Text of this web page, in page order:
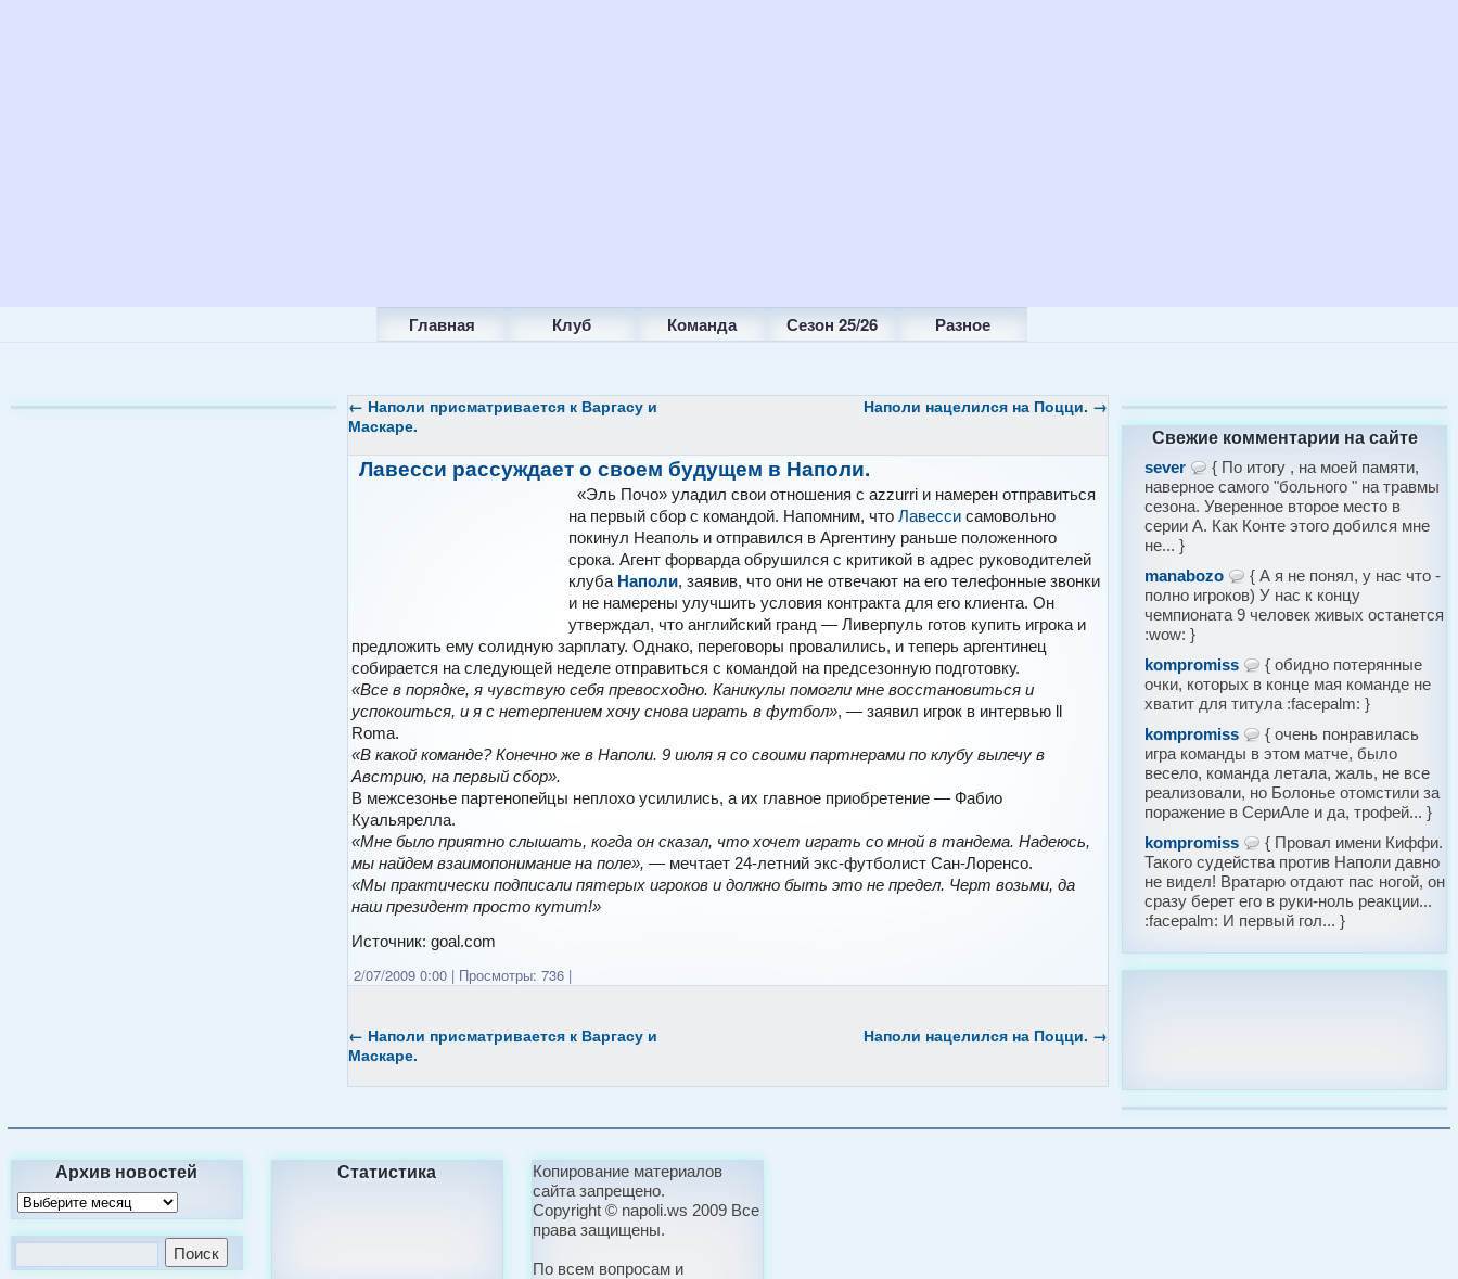
Главная Клуб Команда Сезон 25/26 Разное
← Наполи присматривается к Варгасу и
Маскаре.
Наполи нацелился на Поцци. →
Лавесси рассуждает о своем будущем в Наполи.
«Эль Почо» уладил свои отношения с аzzurri и намерен отправиться
на первый сбор с командой. Напомним, что Лавессисамовольно
покинул Неаполь и отправился в Аргентину раньше положенного
срока. Агент форварда обрушился с критикой в адрес руководителей
клуба Наполи, заявив, что они не отвечают на его телефонные звонки
и не намерены улучшить условия контракта для его клиента. Он
утверждал, что английский гранд — Ливерпуль готов купить игрока и
предложить ему солидную зарплату. Однако, переговоры провалились, и теперь аргентинец
собирается на следующей неделе отправиться с командой на предсезонную подготовку.
«Все в порядке, я чувствую себя превосходно. Каникулы помогли мне восстановиться и
успокоиться, и я с нетерпением хочу снова играть в футбол», — заявил игрок в интервью ll
Romа.
«В какой команде? Конечно же в Наполи. 9 июля я со своими партнерами по клубу вылечу в
Австрию, на первый сбор».
В межсезонье партенопейцы неплохо усилились, а их главное приобретение — Фабио
Куальярелла.
«Мне было приятно слышать, когда он сказал, что хочет играть со мной в тандема. Надеюсь,
мы найдем взаимопонимание на поле», — мечтает 24-летний экс-футболист Сан-Лоренсо.
«Мы практически подписали пятерых игроков и должно быть это не предел. Черт возьми, да
наш президент просто кутит!»
Источник: goal.com
2/07/2009 0:00 | Просмотры: 736|
← Наполи присматривается к Варгасу и
Маскаре.
Наполи нацелился на Поцци. →
Свежие комментарии на сайте
sever
{ По итогу , на моей памяти,
наверное самого "больного " на травмы
сезона. Уверенное второе место в
серии А. Как Конте этого добился мне
не... }
manabozo
{ А я не понял, у нас что -
полно игроков) У нас к концу
чемпионата 9 человек живых останется
:wow: }
kompromiss
{ обидно потерянные
очки, которых в конце мая команде не
хватит для титула :facepalm: }
kompromiss
{ очень понравилась
игра команды в этом матче, было
весело, команда летала, жаль, не все
реализовали, но Болонье отомстили за
поражение в СериАле и да, трофей... }
kompromiss
{ Провал имени Киффи.
Такого судейства против Наполи давно
не видел! Вратарю отдают пас ногой, он
сразу берет его в руки-ноль реакции...
:facepalm: И первый гол... }
Архив новостей Статистика
Копирование материалов
сайта запрещено.
Copyright © napoli.ws 2009 Все
права защищены.
По всем вопросам и